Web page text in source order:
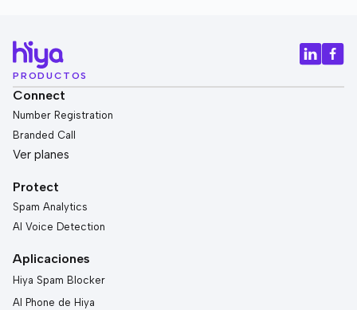
PRODUCTOS
Connect
Number Registration
Branded Call
Ver planes
Protect
Spam Analytics
AI Voice Detection
Aplicaciones
Hiya Spam Blocker
AI Phone de Hiya